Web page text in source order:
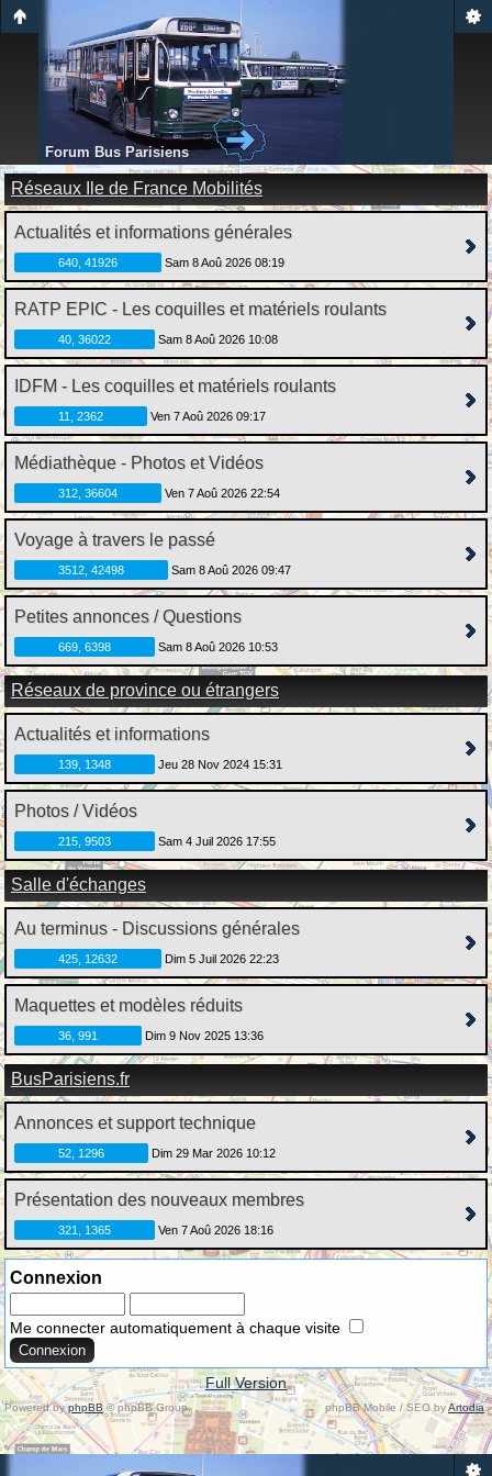
Forum Bus Parisiens
Réseaux Ile de France Mobilités
Actualités et informations générales
640, 41926 Sam 8 Aoû 2026 08:19
RATP EPIC - Les coquilles et matériels roulants
40, 36022 Sam 8 Aoû 2026 10:08
IDFM - Les coquilles et matériels roulants
11, 2362 Ven 7 Aoû 2026 09:17
Médiathèque - Photos et Vidéos
312, 36604 Ven 7 Aoû 2026 22:54
Voyage à travers le passé
3512, 42498 Sam 8 Aoû 2026 09:47
Petites annonces / Questions
669, 6398 Sam 8 Aoû 2026 10:53
Réseaux de province ou étrangers
Actualités et informations
139, 1348 Jeu 28 Nov 2024 15:31
Photos / Vidéos
215, 9503 Sam 4 Juil 2026 17:55
Salle d'échanges
Au terminus - Discussions générales
425, 12632 Dim 5 Juil 2026 22:23
Maquettes et modèles réduits
36, 991 Dim 9 Nov 2025 13:36
BusParisiens.fr
Annonces et support technique
52, 1296 Dim 29 Mar 2026 10:12
Présentation des nouveaux membres
321, 1365 Ven 7 Aoû 2026 18:16
Connexion
Me connecter automatiquement à chaque visite
Full Version
Powered byphpBB© phpBB Group. phpBB Mobile / SEO byArtodia .